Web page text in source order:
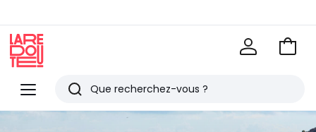
Menu
Redoute
Rechercher
Derniers
Voir